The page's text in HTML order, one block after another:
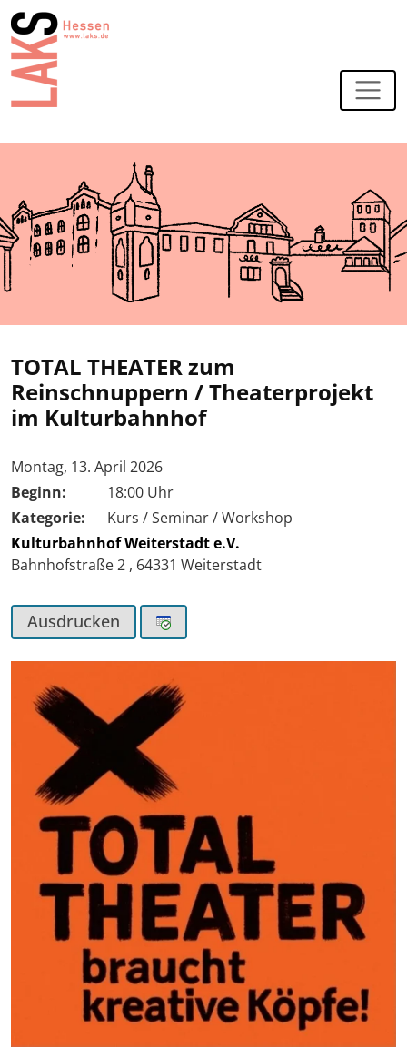
TOTAL THEATER zum
Reinschnuppern / Theaterprojekt
im Kulturbahnhof
Tag der Veranstaltung:
Montag, 13. April 2026
Beginn:
18:00 Uhr
Kategorie:
Kurs / Seminar / Workshop
Kulturbahnhof Weiterstadt e.V.
Bahnhofstraße 2 , 64331 Weiterstadt
Ausdrucken